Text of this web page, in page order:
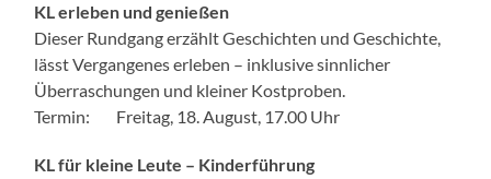
KL erleben und genießen
Dieser Rundgang erzählt Geschichten und Geschichte,
lässt Vergangenes erleben – inklusive sinnlicher
Überraschungen und kleiner Kostproben.
Termin: Freitag, 18. August, 17.00 Uhr
KL für kleine Leute – Kinderführung